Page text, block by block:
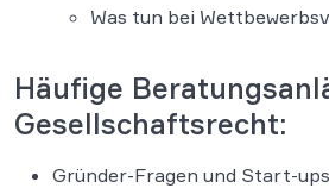
Was tun bei
Häufige
Gesellschaftsrecht:
Gründer-Fragen und Start-ups